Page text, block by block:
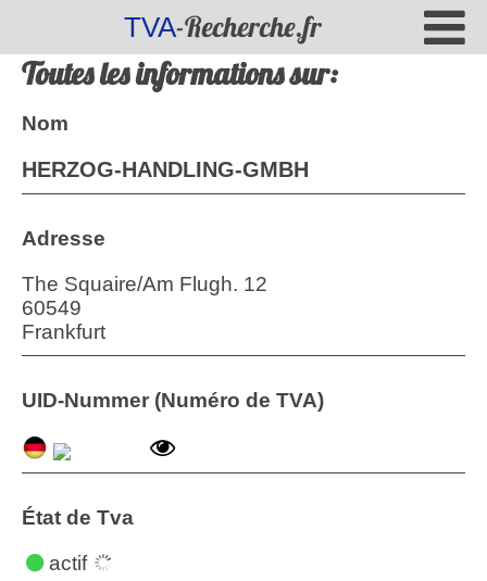
TVA-Recherche.fr
Toutes les informations sur:
Nom
HERZOG-HANDLING-GMBH
Adresse
The Squaire/Am Flugh. 12
60549
Frankfurt
UID-Nummer (Numéro de TVA)
État de Tva
actif